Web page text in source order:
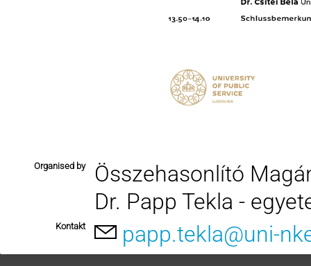
Organised by
Összehasonlító
Dr. Papp Tekla -
Kontakt papp.tekla@uni-